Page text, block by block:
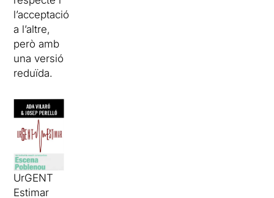
l’acceptació
a l’altre,
però amb
una versió
reduïda.
UrGENT
Estimar